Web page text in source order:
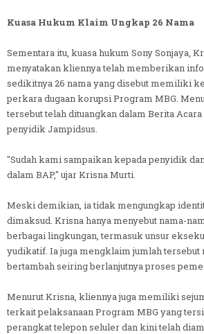
Kuasa Hukum Klaim Ungkap 26 Nama
Sementara itu, kuasa hukum Sony Sonjaya,
menyatakan kliennya telah memberikan
sedikitnya 26 nama yang disebut memiliki
perkara dugaan korupsi Program MBG.
tersebut telah dituangkan dalam Berita
penyidik Jampidsus.
"Sudah kami sampaikan kepada penyidik
dalam BAP," ujar Krisna Murti.
Meski demikian, ia tidak mengungkap
dimaksud. Krisna hanya menyebut nama-
berbagai lingkungan, termasuk unsur
yudikatif. Ia juga mengklaim jumlah
bertambah seiring berlanjutnya proses
Menurut Krisna, kliennya juga memiliki
terkait pelaksanaan Program MBG yang
perangkat telepon seluler dan kini telah